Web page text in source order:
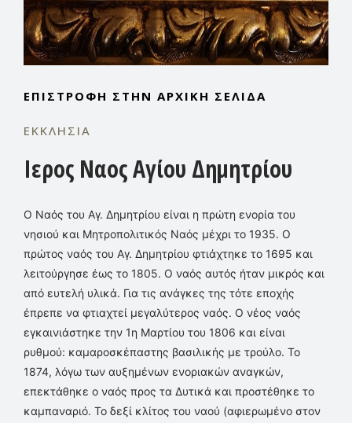
ΕΠΙΣΤΡΟΦΉ ΣΤΗΝ ΑΡΧΙΚΉ ΣΕΛΊΔΑ
ΕΚΚΛΗΣΊΑ
Ιερος Ναος Αγίου Δημητρίου
Ο Ναός του Αγ. Δημητρίου είναι η πρώτη ενορία του
νησιού και Μητροπολιτικός Ναός μέχρι το 1935. Ο
πρώτος ναός του Αγ. Δημητρίου φτιάχτηκε το 1695 και
λειτούργησε έως το 1805. Ο ναός αυτός ήταν μικρός και
από ευτελή υλικά. Για τις ανάγκες της τότε εποχής
έπρεπε να φτιαχτεί μεγαλύτερος ναός. Ο νέος ναός
εγκαινιάστηκε την 1η Μαρτίου του 1806 και είναι
ρυθμού: καμαροσκέπαστης βασιλικής με τρούλο. Το
1874, λόγω των αυξημένων ενοριακών αναγκών,
επεκτάθηκε ο ναός προς τα Δυτικά και προστέθηκε το
καμπαναριό. Το δεξί κλίτος του ναού (αφιερωμένο στον